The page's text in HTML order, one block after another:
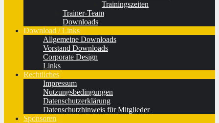
Trainingszeiten
Trainer-Team
Downloads
Download / Links
Allgemeine Downloads
Vorstand Downloads
Corporate Design
Links
Rechtliches
Impressum
Nutzungsbedingungen
Datenschutzerklärung
Datenschutzhinweis für Mitglieder
Sponsoren